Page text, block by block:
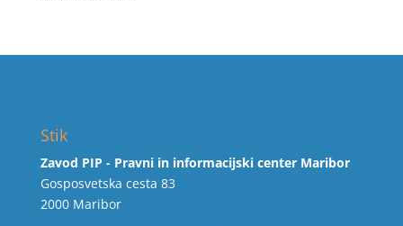
Stik
Zavod PIP - Pravni in informacijski center Maribor
Gosposvetska cesta 83
2000 Maribor